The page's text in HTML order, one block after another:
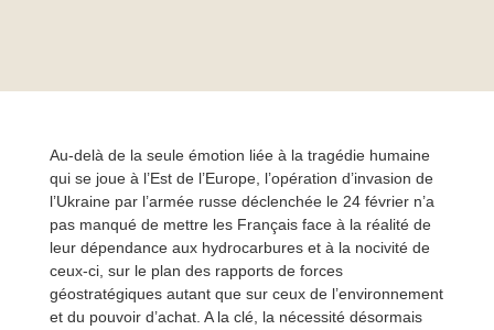
Au-delà de la seule émotion liée à la tragédie humaine
qui se joue à l’Est de l’Europe, l’opération d’invasion de
l’Ukraine par l’armée russe déclenchée le 24 février n’a
pas manqué de mettre les Français face à la réalité de
leur dépendance aux hydrocarbures et à la nocivité de
ceux-ci, sur le plan des rapports de forces
géostratégiques autant que sur ceux de l’environnement
et du pouvoir d’achat. A la clé, la nécessité désormais